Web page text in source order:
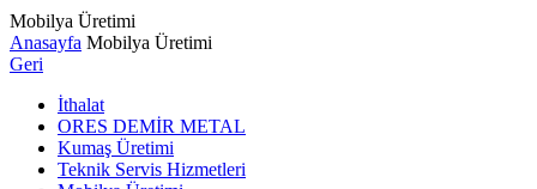
Mobilya Üretimi
Anasayfa Mobilya Üretimi
Geri
İthalat
ORES DEMİR METAL
Kumaş Üretimi
Teknik Servis Hizmetleri